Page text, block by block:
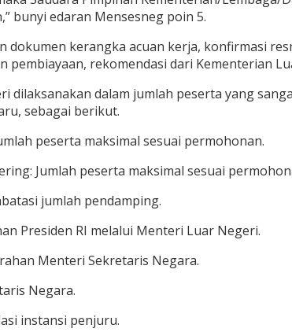
bunyi edaran Mensesneg poin 5.
kerangka acuan kerja, konfirmasi
rekomendasi dari Kementerian
dalam jumlah peserta yang
sebagai berikut.
peserta maksimal sesuai permohonan.
Jumlah peserta maksimal sesuai
jumlah pendamping.
Presiden RI melalui Menteri Luar Negeri.
Menteri Sekretaris Negara.
Negara.
instansi penjuru.